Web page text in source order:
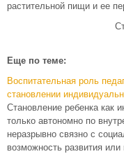
растительной пищи и ее
Еще по теме:
Воспитательная роль
становлении
Становление ребенка как
только автономно по
неразрывно связно с
возможность развития